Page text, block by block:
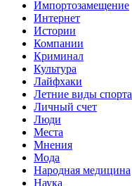
Импортозамещение
Интернет
Истории
Компании
Криминал
Культура
Лайфхаки
Летние виды спорта
Личный счет
Люди
Места
Мнения
Мода
Народная медицина
Наука